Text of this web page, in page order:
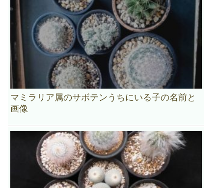
マミラリア属のサボテンうちにいる子の名前と
画像